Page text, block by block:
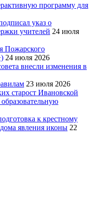
программу для
указ о
учителей 24 июля
Пожарского
24 июля 2026
внесли изменения в
23 июля 2026
старост Ивановской
к крестному
явления иконы 22